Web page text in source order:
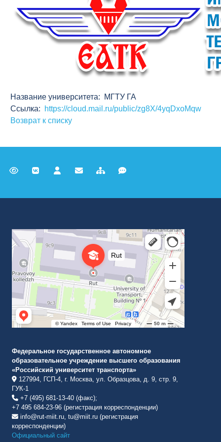
Название университета: МГТУ ГА
Ссылка:
https://cloud.mail.ru/public/zg8X/4yqDxoMqw
Возврат к списку
Российский университет транспорта
ВУЗ в Москве
Федеральное государственное автономное
образовательное учреждение высшего образования
«Российский университет транспорта»
127994, ГСП-4, г. Москва, ул. Образцова, д. 9, стр. 9,
ГУК-1
+7 (495) 681-13-40 (факс);
+7 495 684-23-96 (регистрация корреспонденции)
info@rut-miit.ru, tu@miit.ru (регистрация
корреспонденции)
Официальный сайт